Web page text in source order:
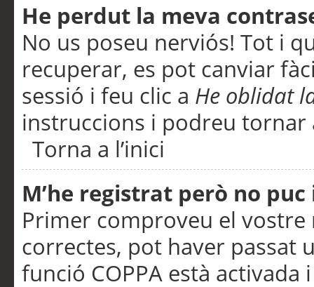
He perdut la meva
No us poseu nerviós! Tot i
recuperar, es pot canviar
sessió i feu clic a He oblidat
instruccions i podreu tornar
Torna a l’inici
M’he registrat però no
Primer comproveu el vostre
correctes, pot haver passat
funció COPPA està